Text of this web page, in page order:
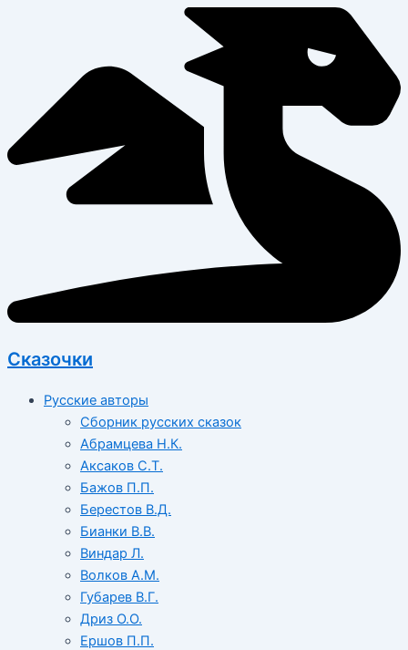
Сказочки
Русские авторы
Сборник русских сказок
Абрамцева Н.К.
Аксаков С.Т.
Бажов П.П.
Берестов В.Д.
Бианки В.В.
Виндар Л.
Волков А.М.
Губарев В.Г.
Дриз О.О.
Ершов П.П.